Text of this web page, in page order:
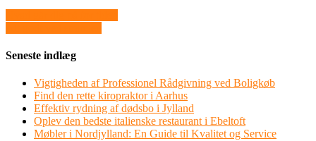
Seneste indlæg
Vigtigheden af Professionel Rådgivning ved Boligkøb
Find den rette kiropraktor i Aarhus
Effektiv rydning af dødsbo i Jylland
Oplev den bedste italienske restaurant i Ebeltoft
Møbler i Nordjylland: En Guide til Kvalitet og Service